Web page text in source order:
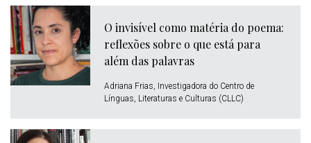
O invisível como matéria do poema:
reflexões sobre o que está para
além das palavras
Adriana Frias, Investigadora do Centro de
Línguas, Literaturas e Culturas (CLLC)